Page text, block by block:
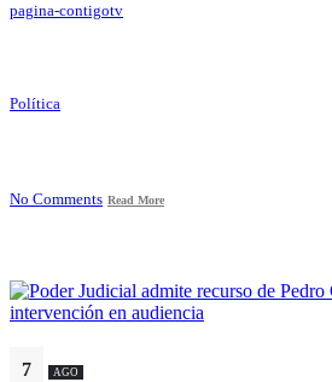
pagina-contigotv
Política
No Comments Read More
7 AGO